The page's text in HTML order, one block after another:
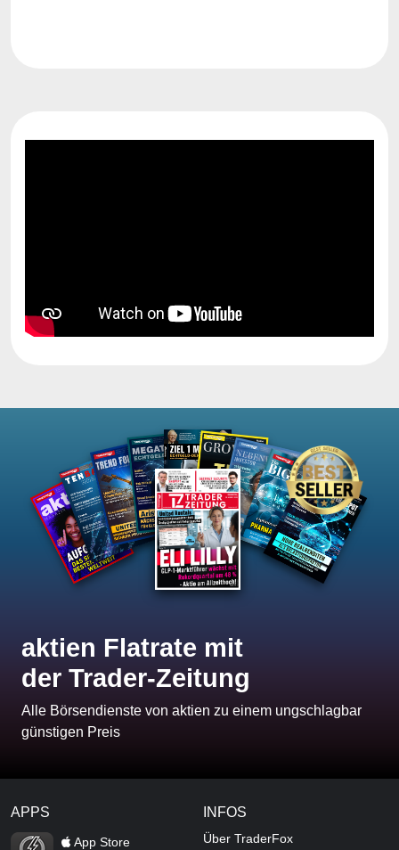
aktien Flatrate mit
der Trader-Zeitung
Alle Börsendienste von aktien zu einem ungschlagbar
günstigen Preis
APPS
TraderFox Flash
App Store
INFOS
Über TraderFox